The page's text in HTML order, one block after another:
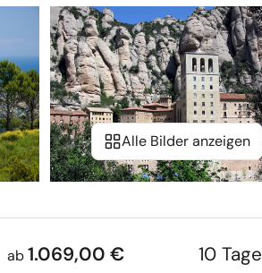
Alle Bilder anzeigen
ab 1.069,00 € 10 Tage